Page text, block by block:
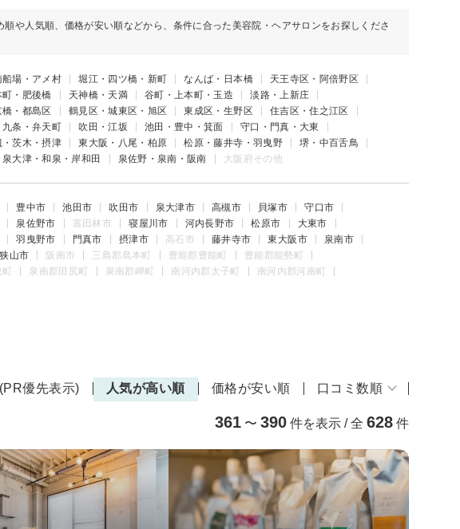
順や人気順、価格が安い順などから、条件に合った美容院・ヘアサロンをお探しくださ
場・アメ村 堀江・四ツ橋・新町 なんば・日本橋
天王寺区・阿倍野区
・肥後橋 天神橋・天満 谷町・上本町・玉造
淡路・上新庄
橋・都島区 鶴見区・城東区・旭区 東成区・生野区
住吉区・住之江区
九条・弁天町 吹田・江坂 池田・豊中・箕面
守口・門真・大東
・茨木・摂津 東大阪・八尾・柏原 松原・藤井寺・羽曳野
堺・中百舌鳥
泉大津・和泉・岸和田 泉佐野・泉南・阪南 大阪府その他
豊中市 池田市 吹田市 泉大津市 高槻市 貝塚市
守口市
泉佐野市 富田林市 寝屋川市 河内長野市 松原市
大東市
羽曳野市 門真市 摂津市 高石市 藤井寺市 東大阪市
泉南市
山市 阪南市 三島郡島本町 豊能郡豊能町
豊能郡能勢町
泉南郡田尻町 泉南郡岬町 南河内郡太子町
南河内郡河南町
優先表示) 人気が高い順 価格が安い順 口コミ数順
361 〜 390 件を表示 / 全 628 件